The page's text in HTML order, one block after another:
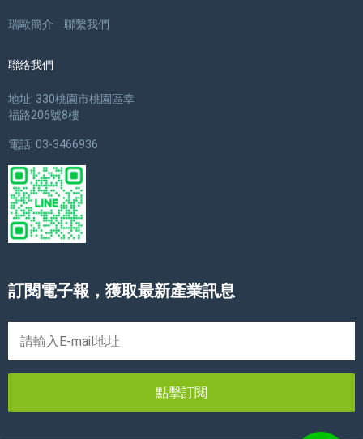
瑞歐簡介 聯繫我們
聯絡我們
地址: 330桃園市桃園區幸
福路206號8樓
電話: 03-3466936
訂閱電子報，獲取最新產業訊息
點擊訂閱